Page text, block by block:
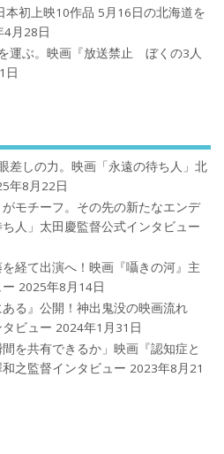
本初上映10作品 5月16日の北海道を
4月28日
運ぶ。映画『放送禁止 ぼくの3人
日
差しの力。映画「永遠の待ち人」北
年8月22日
モチーフ。その先の新たなエンデ
人」太田慶監督公式インタビュー
経て出演へ！映画『囁きの河』主
2025年8月14日
る』公開！神出鬼没の映画流れ
ビュー 2024年1月31日
を共有できるか」映画『認知症と
之監督インタビュー 2023年8月21